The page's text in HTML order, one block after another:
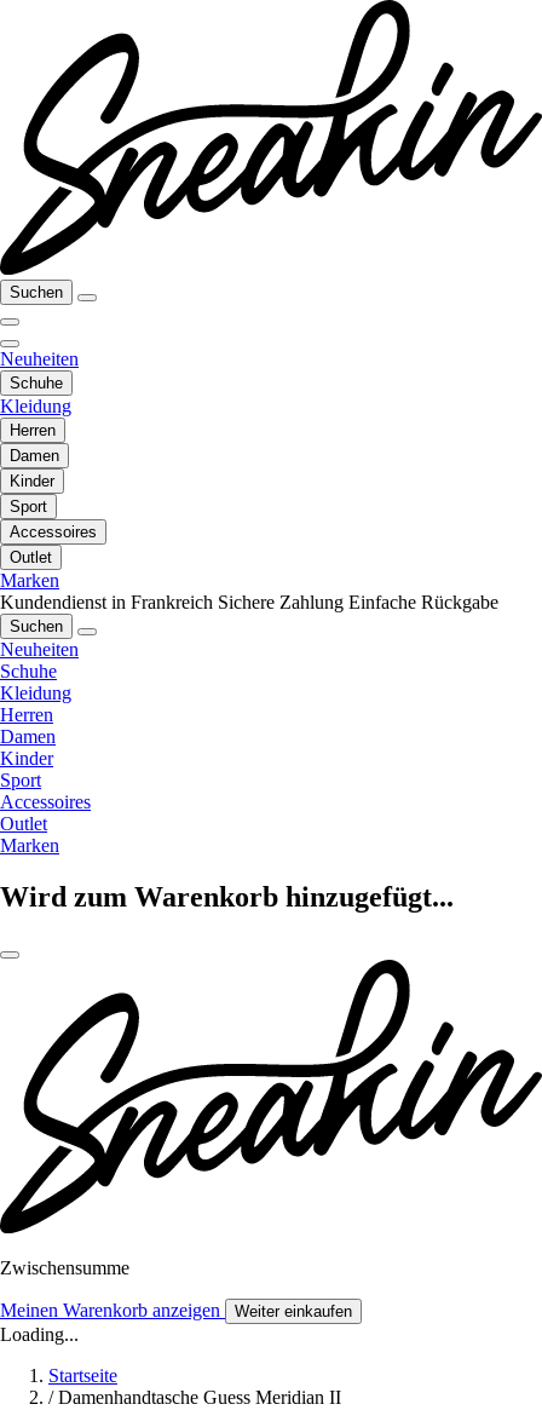
Suchen
Neuheiten
Schuhe
Kleidung
Herren
Damen
Kinder
Sport
Accessoires
Outlet
Marken
Kundendienst in Frankreich Sichere Zahlung Einfache Rückgabe
Suchen
Neuheiten
Schuhe
Kleidung
Herren
Damen
Kinder
Sport
Accessoires
Outlet
Marken
Wird zum Warenkorb hinzugefügt...
Zwischensumme
Meinen Warenkorb anzeigen Weiter einkaufen
Loading...
Startseite
/ Damenhandtasche Guess Meridian II